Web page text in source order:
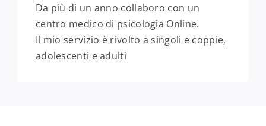
Da più di un anno collaboro con un
centro medico di psicologia Online.
Il mio servizio è rivolto a singoli e coppie,
adolescenti e adulti